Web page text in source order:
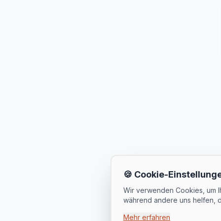
🍪 Cookie-
Wir verwenden Cookies, um
während andere uns helfen,
Mehr erfahren